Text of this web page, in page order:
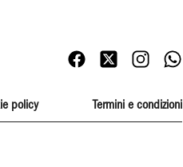
policy Termini e condizioni